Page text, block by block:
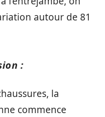
autour de 81
:
la
commence